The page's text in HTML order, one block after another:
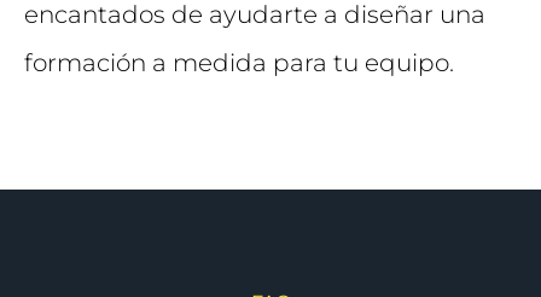
encantados de ayudarte a diseñar una
formación a medida para tu equipo.